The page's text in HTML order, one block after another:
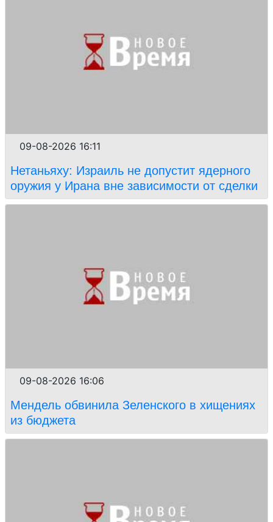
09-08-2026 16:11
Нетаньяху: Израиль не допустит ядерного
оружия у Ирана вне зависимости от сделки
09-08-2026 16:06
Мендель обвинила Зеленского в хищениях
из бюджета